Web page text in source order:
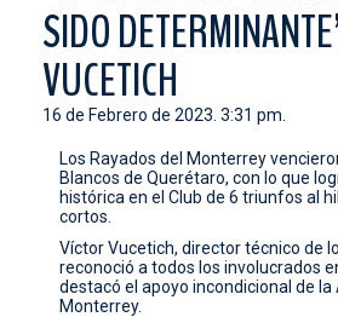
ESTADIO
PRENSA
CONTACTO
SIDO
VUCETICH
16 de Febrero de 2023. 3:31 pm.
Los Rayados del Monterrey
Blancos de Querétaro, con lo que
histórica en el Club de 6 triunfos al
cortos.
Víctor Vucetich, director técnico de
reconoció a todos los involucrados
destacó el apoyo incondicional de la
Monterrey.